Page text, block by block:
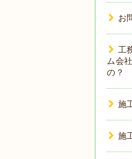
お
工
ム会
の？
施
施